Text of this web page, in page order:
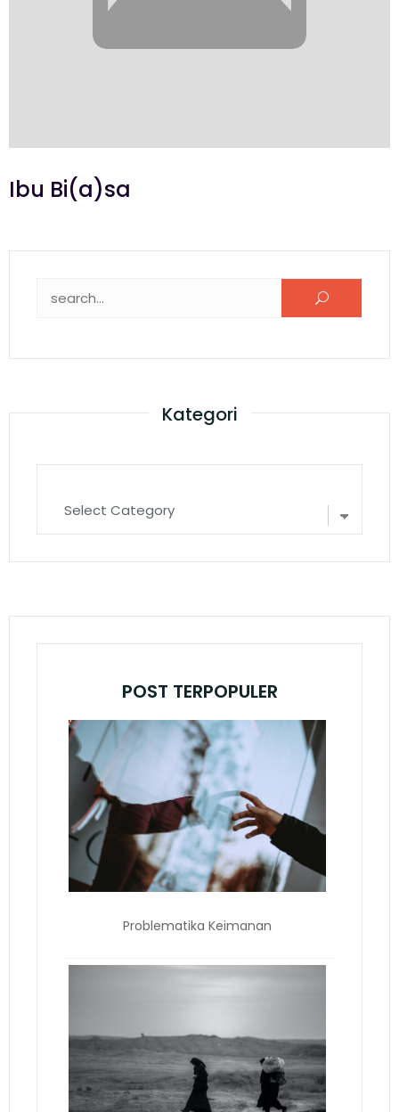
Ibu Bi(a)sa
Kategori
POST TERPOPULER
Problematika Keimanan